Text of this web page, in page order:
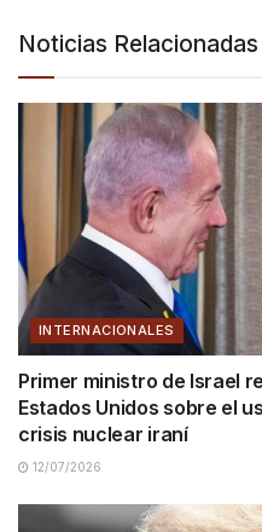
Noticias Relacionadas
INTERNACIONALES
Primer ministro de Israel
Estados Unidos sobre el
crisis nuclear iraní
12/07/2026